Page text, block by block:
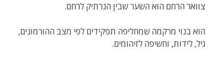
צוואר הרחם הוא השער שבין הנרתיק לרחם.
הוא בנוי מרקמה שמחליפה תפקידים לפי מצב ההורמונים,
גיל, לידות, וחשיפה לזיהומים.